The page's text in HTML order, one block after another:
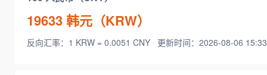
19633韩元（KRW）
反向汇率：1 KRW = 0.0051 CNY 更新时间：2026-08-06